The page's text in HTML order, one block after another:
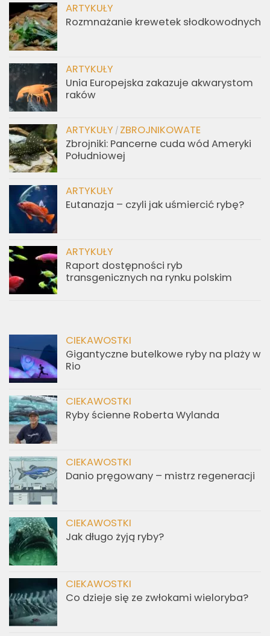
ARTYKUŁY
Rozmnażanie krewetek słodkowodnych
ARTYKUŁY
Unia Europejska zakazuje akwarystom
raków
ARTYKUŁY / ZBROJNIKOWATE
Zbrojniki: Pancerne cuda wód Ameryki
Południowej
ARTYKUŁY
Eutanazja – czyli jak uśmiercić rybę?
ARTYKUŁY
Raport dostępności ryb
transgenicznych na rynku polskim
CIEKAWOSTKI
Gigantyczne butelkowe ryby na plaży w
Rio
CIEKAWOSTKI
Ryby ścienne Roberta Wylanda
CIEKAWOSTKI
Danio pręgowany – mistrz regeneracji
CIEKAWOSTKI
Jak długo żyją ryby?
CIEKAWOSTKI
Co dzieje się ze zwłokami wieloryba?